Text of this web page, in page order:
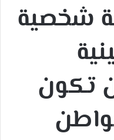
شخصية
تكون